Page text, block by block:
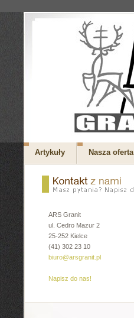
Artykuły Nasza oferta
ARS Granit
ul. Cedro Mazur 2
25-252 Kielce
(41) 302 23 10
biuro@arsgranit.pl
Napisz do nas!